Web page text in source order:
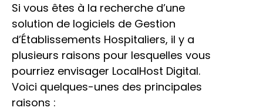
Si vous êtes à la recherche d’une
solution de logiciels de Gestion
d’Établissements Hospitaliers, il y a
plusieurs raisons pour lesquelles vous
pourriez envisager LocalHost Digital.
Voici quelques-unes des principales
raisons :